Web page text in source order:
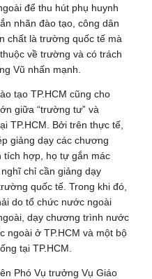
để thu hút phụ huynh
nhãn đào tạo, công dân
chất là trường quốc tế mà
về trường và có trách
Vũ nhấn mạnh.
tạo TP.HCM cũng cho
giữa “trường tư” và
TP.HCM. Bởi trên thực tế,
giảng dạy các chương
tích hợp, họ tự gắn mác
chỉ cần giảng dạy
quốc tế. Trong khi đó,
do tổ chức nước ngoài
dạy chương trình nước
ngoài ở TP.HCM và một bộ
tại TP.HCM.
Phó Vụ trưởng Vụ Giáo